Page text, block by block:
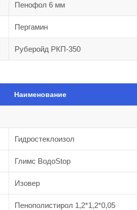
Пенофол 6 мм
Пергамин
Руберойд РКП-350
Наименование
Гидростеклоизол
Глимс ВодоStop
Изовер
Пенополистирол 1,2*1,2*0,05